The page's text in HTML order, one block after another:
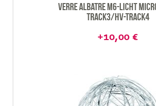
Verre albatre M6-Licht
Track3/HV-track4
+10,00 €